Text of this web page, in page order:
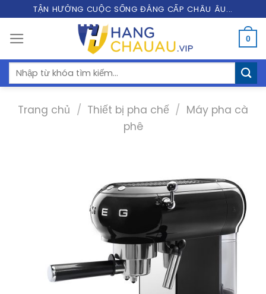
content
TẬN HƯỞNG CUỘC SỐNG ĐẲNG CẤP CHÂU ÂU...
0
Tìm
kiếm:
Trang chủ / Thiết bị pha chế / Máy pha cà
phê